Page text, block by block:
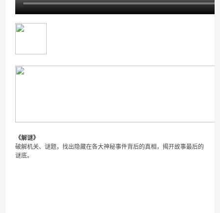
《解谜》
破解机关、谜题，找出隐藏在各大神秘事件背后的真相，揭开故事最后的
谜底。